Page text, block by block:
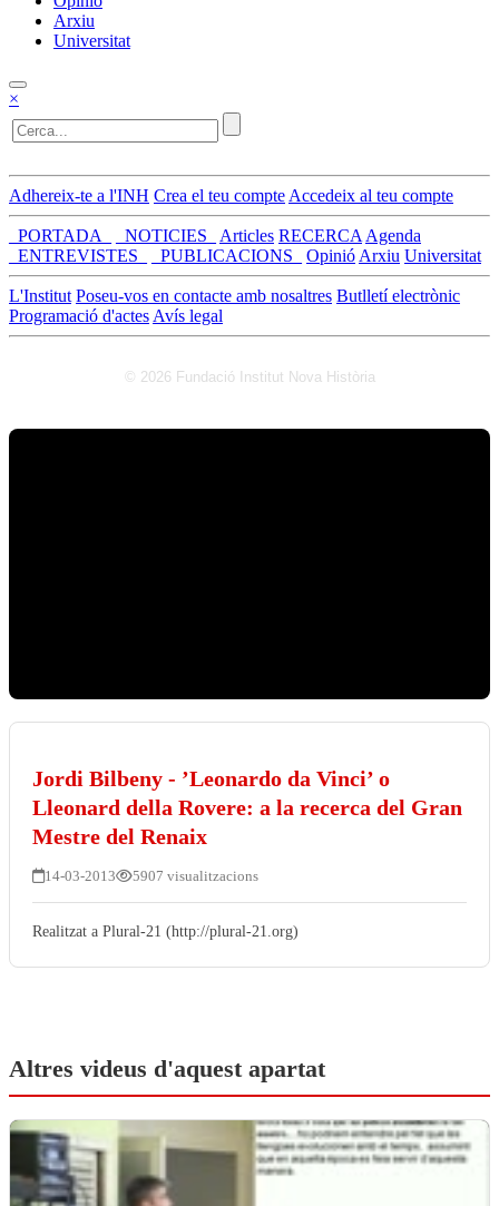
Arxiu
Universitat
×
Adhereix-te a l'INH Crea el teu compte Accedeix al teu compte
_PORTADA_ _NOTICIES_ Articles RECERCA Agenda
_ENTREVISTES_
_PUBLICACIONS_ Opinió Arxiu Universitat
L'Institut Poseu-vos en contacte amb nosaltres Butlletí electrònic
Programació d'actes Avís legal
© 2026 Fundació Institut Nova Història
Jordi Bilbeny - ’Leonardo da Vinci’ o
Lleonard della Rovere: a la recerca del Gran
Mestre del Renaix
14-03-2013 5907 visualitzacions
Realitzat a Plural-21 (http://plural-21.org)
Altres videus d'aquest apartat